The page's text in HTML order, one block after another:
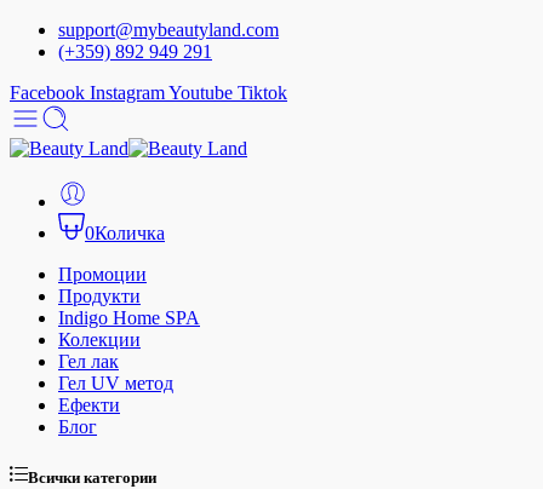
support@mybeautyland.com
(+359) 892 949 291
Facebook InstagramYoutube Tiktok
0Количка
Промоции
Продукти
Indigo Home SPA
Колекции
Гел лак
Гел UV метод
Ефекти
Блог
Всички категории